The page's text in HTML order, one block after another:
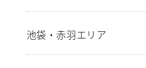
池袋・赤羽エリア